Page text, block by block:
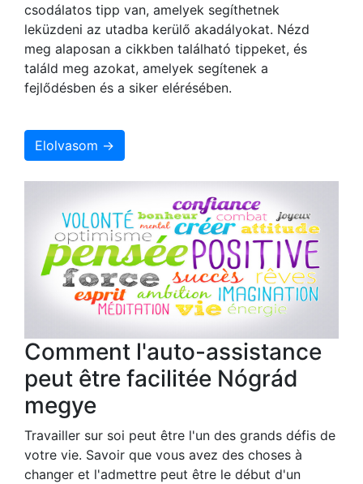
csodálatos tipp van, amelyek segíthetnek
leküzdeni az utadba kerülő akadályokat. Nézd
meg alaposan a cikkben található tippeket, és
találd meg azokat, amelyek segítenek a
fejlődésben és a siker elérésében.
Elolvasom →
Comment l'auto-assistance
peut être facilitée Nógrád
megye
Travailler sur soi peut être l'un des grands défis de
votre vie. Savoir que vous avez des choses à
changer et l'admettre peut être le début d'un